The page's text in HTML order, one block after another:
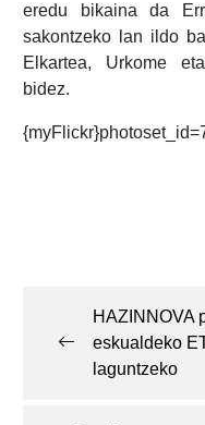
eredu bikaina da
sakontzeko lan ildo
Elkartea, Urkome
bidez.
HAZINNOVA
eskualdeko
laguntzeko